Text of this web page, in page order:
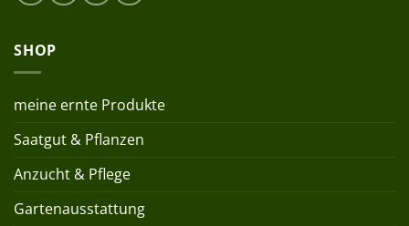
SHOP
meine ernte Produkte
Saatgut & Pflanzen
Anzucht & Pflege
Gartenausstattung